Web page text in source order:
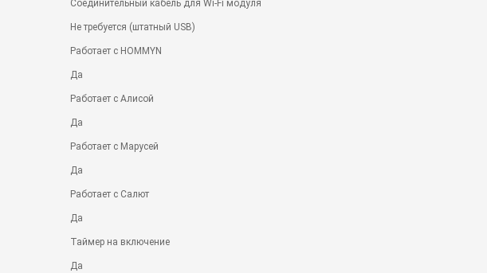
Соединительный кабель для Wi-Fi модуля
Не требуется (штатный USB)
Работает с HOMMYN
Да
Работает с Алисой
Да
Работает с Марусей
Да
Работает с Салют
Да
Таймер на включение
Да